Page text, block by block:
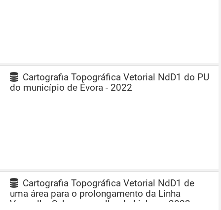
Cartografia Topográfica Vetorial NdD1 do PU
do município de Évora - 2022
Cartografia Topográfica Vetorial NdD1 de
uma área para o prolongamento da Linha
Vermelha Sul no concelho de Lisboa - 2022